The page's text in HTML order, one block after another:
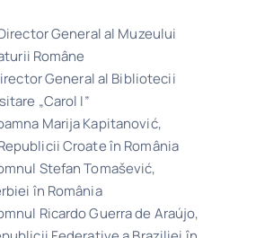
General al Muzeului
Române
General al Bibliotecii
„Carol I”
Marija Kapitanović,
Croate în România
Stefan Tomašević,
în România
Ricardo Guerra de Araújo,